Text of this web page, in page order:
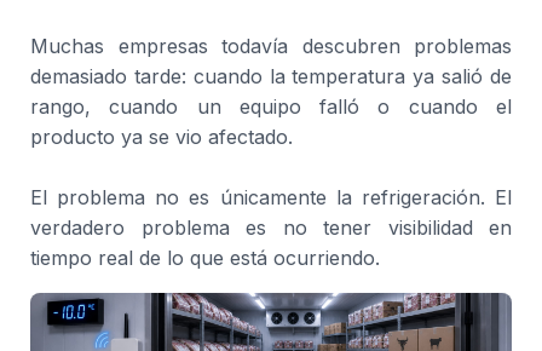
Muchas empresas todavía descubren problemas
demasiado tarde: cuando la temperatura ya salió de
rango, cuando un equipo falló o cuando el
producto ya se vio afectado.
El problema no es únicamente la refrigeración. El
verdadero problema es no tener visibilidad en
tiempo real de lo que está ocurriendo.